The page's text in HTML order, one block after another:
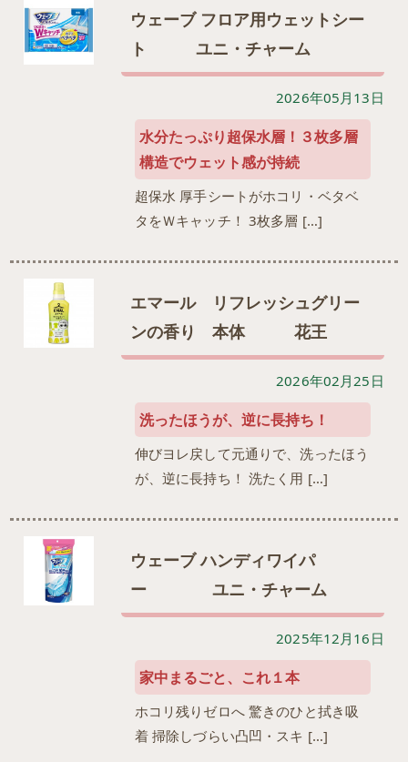
ウェーブ フロア用ウェットシー
ト ユニ・チャーム
2026年05月13日
水分たっぷり超保水層！３枚多層
構造でウェット感が持続
超保水 厚手シートがホコリ・ベタベ
タをＷキャッチ！ 3枚多層 […]
エマール リフレッシュグリー
ンの香り 本体 花王
2026年02月25日
洗ったほうが、逆に長持ち！
伸びヨレ戻して元通りで、洗ったほう
が、逆に長持ち！ 洗たく用 […]
ウェーブ ハンディワイパ
ー ユニ・チャーム
2025年12月16日
家中まるごと、これ１本
ホコリ残りゼロへ 驚きのひと拭き吸
着 掃除しづらい凸凹・スキ […]